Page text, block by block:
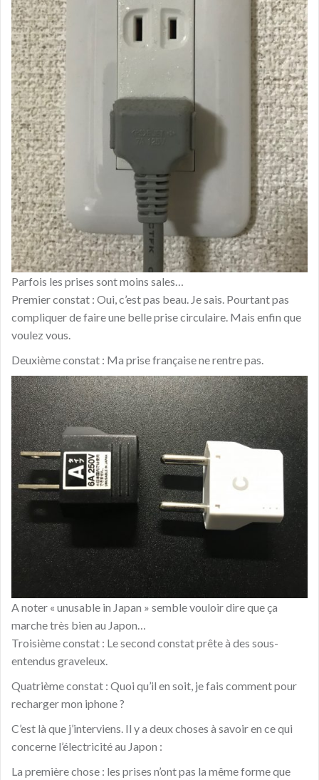
Parfois les prises sont moins sales…
Premier constat : Oui, c’est pas beau. Je sais. Pourtant pas
compliquer de faire une belle prise circulaire. Mais enfin que
voulez vous.
Deuxième constat : Ma prise française ne rentre pas.
A noter « unusable in Japan » semble vouloir dire que ça
marche très bien au Japon…
Troisième constat : Le second constat prête à des sous-
entendus graveleux.
Quatrième constat : Quoi qu’il en soit, je fais comment pour
recharger mon iphone ?
C’est là que j’interviens. Il y a deux choses à savoir en ce qui
concerne l’électricité au Japon :
La première chose : les prises n’ont pas la même forme que